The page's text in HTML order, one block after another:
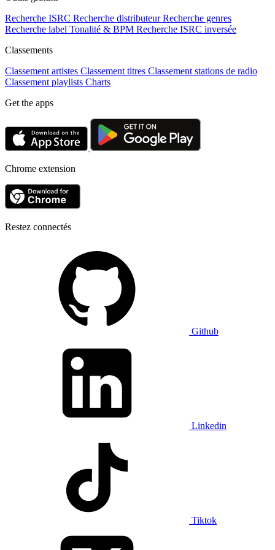
Recherche ISRC Recherche distributeur Recherche genres
Recherche label Tonalité & BPM Recherche ISRC inversée
Classements
Classement artistes Classement titres Classement stations de radio
Classement playlists Charts
Get the apps
Chrome extension
Restez connectés
Github
Linkedin
Tiktok